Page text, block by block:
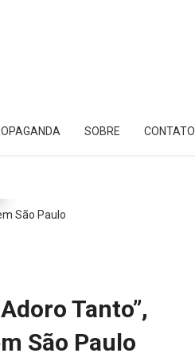
SOBRE CONTATO
Tanto”,
São Paulo